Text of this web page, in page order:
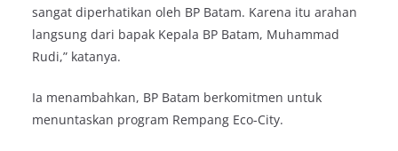
sangat diperhatikan oleh BP Batam. Karena itu arahan
langsung dari bapak Kepala BP Batam, Muhammad
Rudi,” katanya.
Ia menambahkan, BP Batam berkomitmen untuk
menuntaskan program Rempang Eco-City.